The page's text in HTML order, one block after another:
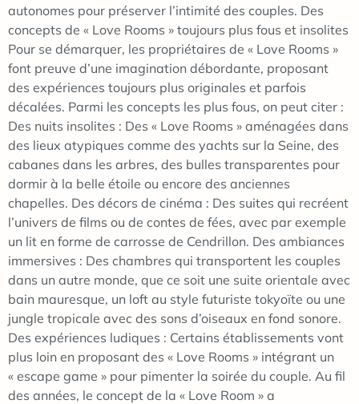
autonomes pour préserver l’intimité des couples. Des
concepts de « Love Rooms » toujours plus fous et insolites
Pour se démarquer, les propriétaires de « Love Rooms »
font preuve d’une imagination débordante, proposant
des expériences toujours plus originales et parfois
décalées. Parmi les concepts les plus fous, on peut citer :
Des nuits insolites : Des « Love Rooms » aménagées dans
des lieux atypiques comme des yachts sur la Seine, des
cabanes dans les arbres, des bulles transparentes pour
dormir à la belle étoile ou encore des anciennes
chapelles. Des décors de cinéma : Des suites qui recréent
l’univers de films ou de contes de fées, avec par exemple
un lit en forme de carrosse de Cendrillon. Des ambiances
immersives : Des chambres qui transportent les couples
dans un autre monde, que ce soit une suite orientale avec
bain mauresque, un loft au style futuriste tokyoïte ou une
jungle tropicale avec des sons d’oiseaux en fond sonore.
Des expériences ludiques : Certains établissements vont
plus loin en proposant des « Love Rooms » intégrant un
« escape game » pour pimenter la soirée du couple. Au fil
des années, le concept de la « Love Room » a